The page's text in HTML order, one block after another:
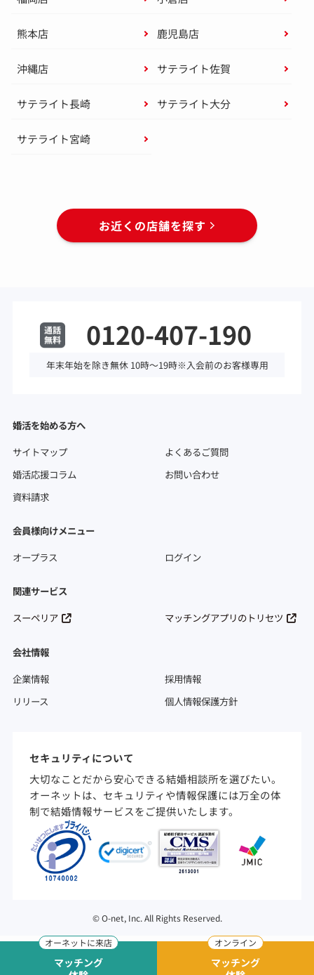
マッチング
マッチング
熊本店 鹿児島店
沖縄店 サテライト佐賀
サテライト長崎 サテライト大分
サテライト宮崎
お近くの店舗を探す
0120-407-190
年末年始を除き無休 10時～19時※入会前のお客様専用
婚活を始める方へ
サイトマップ
よくあるご質問
婚活応援コラム
お問い合わせ
資料請求
会員様向けメニュー
オープラス
ログイン
関連サービス
スーペリア
マッチングアプリのトリセツ
会社情報
企業情報
採用情報
リリース
個人情報保護方針
セキュリティについて
大切なことだから安心できる結婚相談所を選びたい。
オーネットは、セキュリティや情報保護には万全の体
制で結婚情報サービスをご提供いたします。
©O-net, Inc. All Rights Reserved.